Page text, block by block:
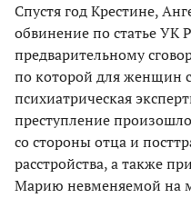
Спустя год Крестине,
обвинение по статье УК
предварительному
по которой для женщин
психиатрическая
преступление
со стороны отца и
расстройства, а также
Марию невменяемой на